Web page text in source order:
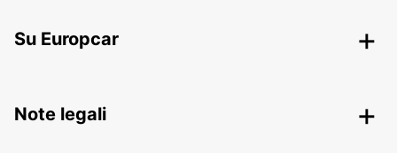
Su Europcar
Note legali